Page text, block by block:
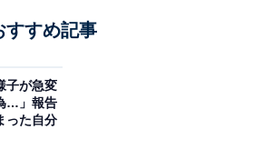
すすめ記事
子が急変
…」報告
った自分